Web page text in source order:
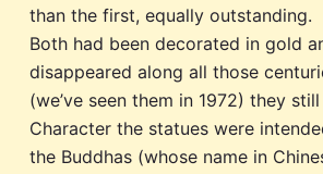
than the first, equally outstanding.
Both had been decorated in gold
disappeared along all those
(we’ve seen them in 1972) they
Character the statues were
the Buddhas (whose name in